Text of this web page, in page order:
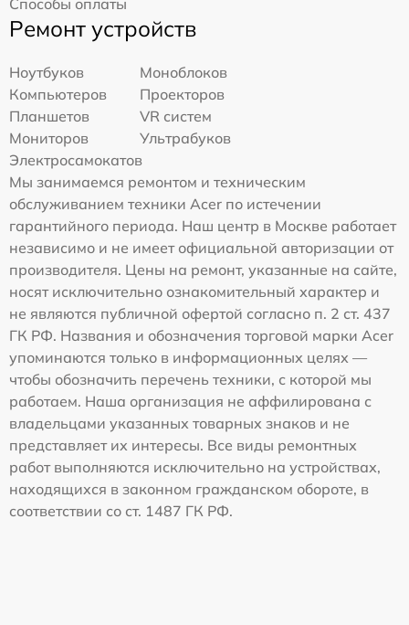
Способы оплаты
Ремонт устройств
Ноутбуков
Моноблоков
Компьютеров
Проекторов
Планшетов
VR систем
Мониторов
Ультрабуков
Электросамокатов
Мы занимаемся ремонтом и техническим
обслуживанием техники Acer по истечении
гарантийного периода. Наш центр в Москве работает
независимо и не имеет официальной авторизации от
производителя. Цены на ремонт, указанные на сайте,
носят исключительно ознакомительный характер и
не являются публичной офертой согласно п. 2 ст. 437
ГК РФ. Названия и обозначения торговой марки Acer
упоминаются только в информационных целях —
чтобы обозначить перечень техники, с которой мы
работаем. Наша организация не аффилирована с
владельцами указанных товарных знаков и не
представляет их интересы. Все виды ремонтных
работ выполняются исключительно на устройствах,
находящихся в законном гражданском обороте, в
соответствии со ст. 1487 ГК РФ.